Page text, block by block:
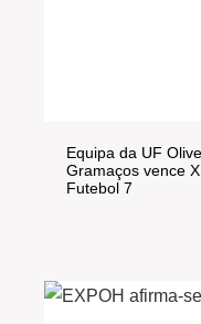
Equipa da UF
Gramaços vence
Futebol 7